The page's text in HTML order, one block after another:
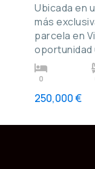
Ubicada en
más
parcela en
oportunidad
0
250,000 €